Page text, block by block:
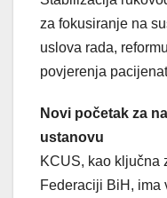
za fokusiranje na
uslova rada,
povjerenja
Novi početak za
ustanovu
KCUS, kao ključna
Federaciji BiH, ima